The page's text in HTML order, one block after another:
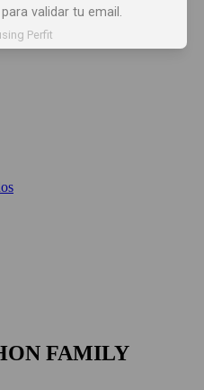
FAMILY
validar tu email.
Perfit